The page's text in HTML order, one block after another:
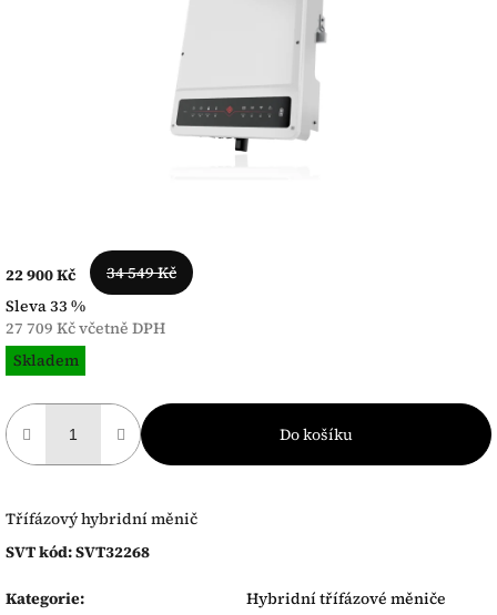
22 900 Kč
34 549 Kč
Sleva 33 %
27 709 Kč včetně DPH
Měrná
cena:
Skladem
Do košíku
Třífázový hybridní měnič
SVT kód: SVT32268
Kategorie:
Hybridní třífázové měniče